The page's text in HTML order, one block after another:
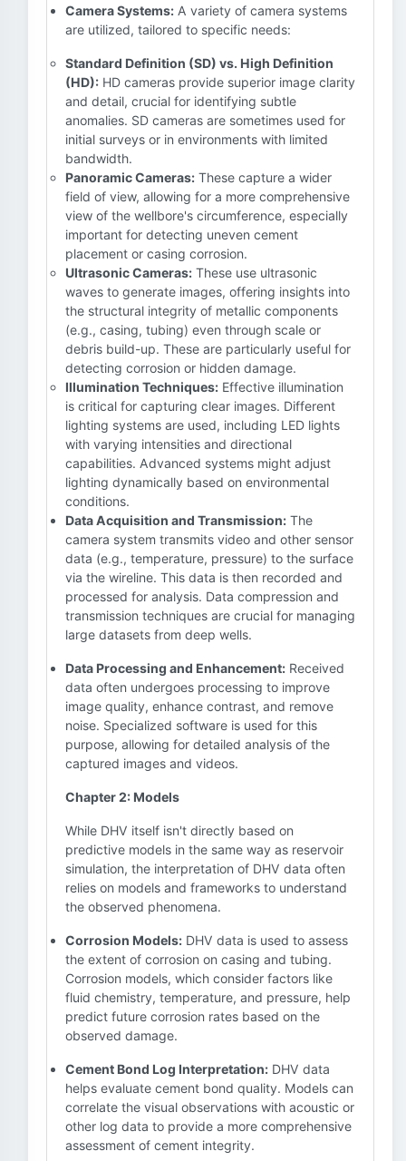
Camera Systems: A variety of camera systems
are utilized, tailored to specific needs:
Standard Definition (SD) vs. High Definition
(HD): HD cameras provide superior image clarity
and detail, crucial for identifying subtle
anomalies. SD cameras are sometimes used for
initial surveys or in environments with limited
bandwidth.
Panoramic Cameras: These capture a wider
field of view, allowing for a more comprehensive
view of the wellbore's circumference, especially
important for detecting uneven cement
placement or casing corrosion.
Ultrasonic Cameras: These use ultrasonic
waves to generate images, offering insights into
the structural integrity of metallic components
(e.g., casing, tubing) even through scale or
debris build-up. These are particularly useful for
detecting corrosion or hidden damage.
Illumination Techniques: Effective illumination
is critical for capturing clear images. Different
lighting systems are used, including LED lights
with varying intensities and directional
capabilities. Advanced systems might adjust
lighting dynamically based on environmental
conditions.
Data Acquisition and Transmission: The
camera system transmits video and other sensor
data (e.g., temperature, pressure) to the surface
via the wireline. This data is then recorded and
processed for analysis. Data compression and
transmission techniques are crucial for managing
large datasets from deep wells.
Data Processing and Enhancement: Received
data often undergoes processing to improve
image quality, enhance contrast, and remove
noise. Specialized software is used for this
purpose, allowing for detailed analysis of the
captured images and videos.
Chapter 2: Models
While DHV itself isn't directly based on
predictive models in the same way as reservoir
simulation, the interpretation of DHV data often
relies on models and frameworks to understand
the observed phenomena.
Corrosion Models: DHV data is used to assess
the extent of corrosion on casing and tubing.
Corrosion models, which consider factors like
fluid chemistry, temperature, and pressure, help
predict future corrosion rates based on the
observed damage.
Cement Bond Log Interpretation: DHV data
helps evaluate cement bond quality. Models can
correlate the visual observations with acoustic or
other log data to provide a more comprehensive
assessment of cement integrity.